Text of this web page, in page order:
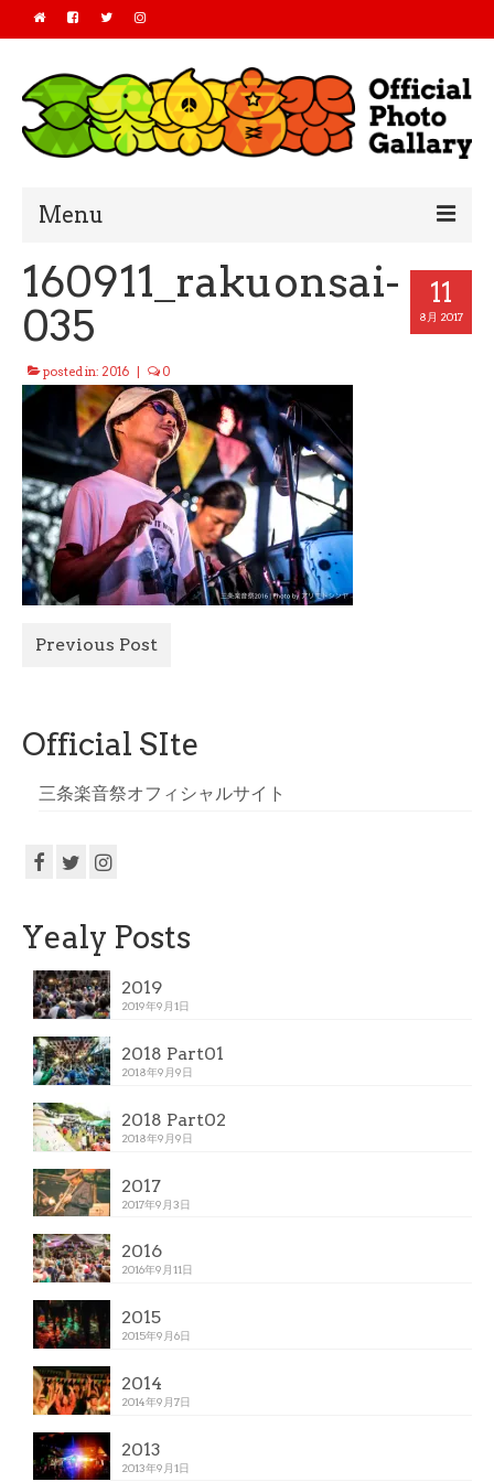
Menu
Home
2019
2018
2017
2016
All Photo
Official Site
11
8月 2017
160911_rakuonsai-
035
posted in: 2016 0
Previous Post
Official SIte
三条楽音祭オフィシャルサイト
Yealy Posts
2019
2019年9月1日
2018 Part01
2018年9月9日
2018 Part02
2018年9月9日
2017
2017年9月3日
2016
2016年9月11日
2015
2015年9月6日
2014
2014年9月7日
2013
2013年9月1日